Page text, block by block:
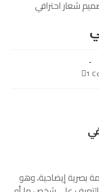
1
بصرية إيضاحية، وهو